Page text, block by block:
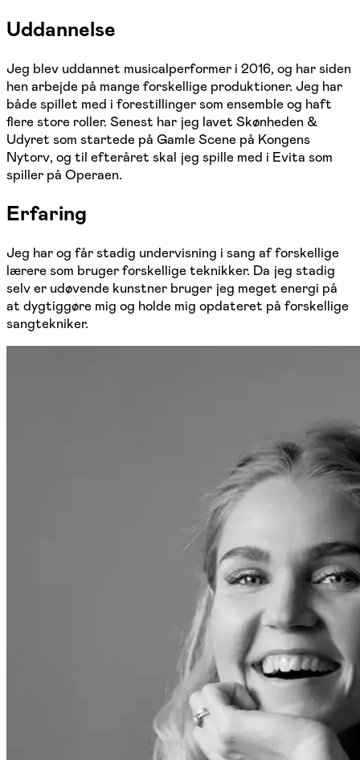
Uddannelse
Jeg blev uddannet musicalperformer i 2016, og har siden
hen arbejde på mange forskellige produktioner. Jeg har
både spillet med i forestillinger som ensemble og haft
flere store roller. Senest har jeg lavet Skønheden &
Udyret som startede på Gamle Scene på Kongens
Nytorv, og til efteråret skal jeg spille med i Evita som
spiller på Operaen.
Erfaring
Jeg har og får stadig undervisning i sang af forskellige
lærere som bruger forskellige teknikker. Da jeg stadig
selv er udøvende kunstner bruger jeg meget energi på
at dygtiggøre mig og holde mig opdateret på forskellige
sangtekniker.